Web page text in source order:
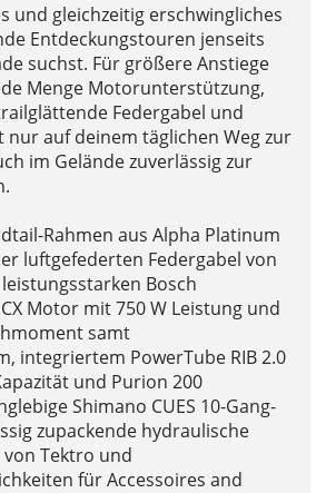
und gleichzeitig erschwingliches
Entdeckungstouren jenseits
suchst. Für größere Anstiege
Menge Motorunterstützung,
Federgabel und
nur auf deinem täglichen Weg zur
im Gelände zuverlässig zur
Rahmen aus Alpha Platinum
luftgefederten Federgabel von
Bosch
Motor mit 750 W Leistung und
samt
integriertem PowerTube RIB 2.0
und Purion 200
Shimano CUES 10-Gang-
zupackende hydraulische
Tektro und
für Accessoires and